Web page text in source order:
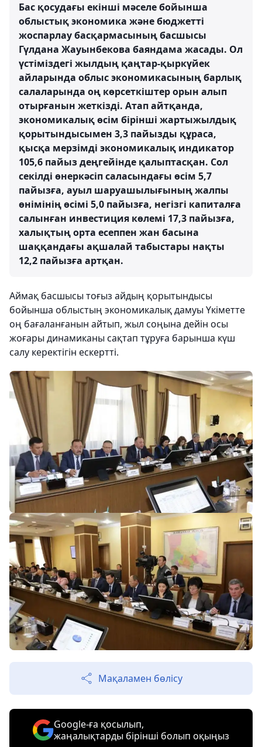
Бас қосудағы екінші мәселе бойынша
облыстық экономика және бюджетті
жоспарлау басқармасының басшысы
Гүлдана Жауынбекова баяндама жасады. Ол
үстіміздегі жылдың қаңтар-қыркүйек
айларында облыс экономикасының барлық
салаларында оң көрсеткіштер орын алып
отырғанын жеткізді. Атап айтқанда,
экономикалық өсім бірінші жартыжылдық
қорытындысымен 3,3 пайызды құраса,
қысқа мерзімді экономикалық индикатор
105,6 пайыз деңгейінде қалыптасқан. Сол
секілді өнеркәсіп саласындағы өсім 5,7
пайызға, ауыл шаруашылығының жалпы
өнімінің өсімі 5,0 пайызға, негізгі капиталға
салынған инвестиция көлемі 17,3 пайызға,
халықтың орта есеппен жан басына
шаққандағы ақшалай табыстары нақты
12,2 пайызға артқан.
Аймақ басшысы тоғыз айдың қорытындысы
бойынша облыстың экономикалық дамуы Үкіметте
оң бағаланғанын айтып, жыл соңына дейін осы
жоғары динамиканы сақтап тұруға барынша күш
салу керектігін ескертті.
Мақаламен бөлісу
Google-ға қосылып,
жаңалықтарды бірінші болып оқыңыз